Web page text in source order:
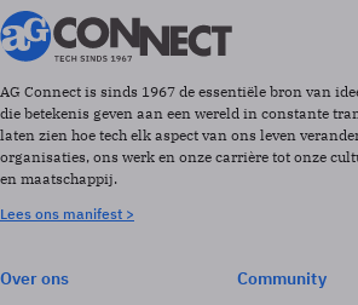
AG Connect is sinds 1967 de essentiële bron van
die betekenis geven aan een wereld in constante
laten zien hoe tech elk aspect van ons leven
organisaties, ons werk en onze carrière tot onze
en maatschappij.
Lees ons manifest >
Over ons
Community